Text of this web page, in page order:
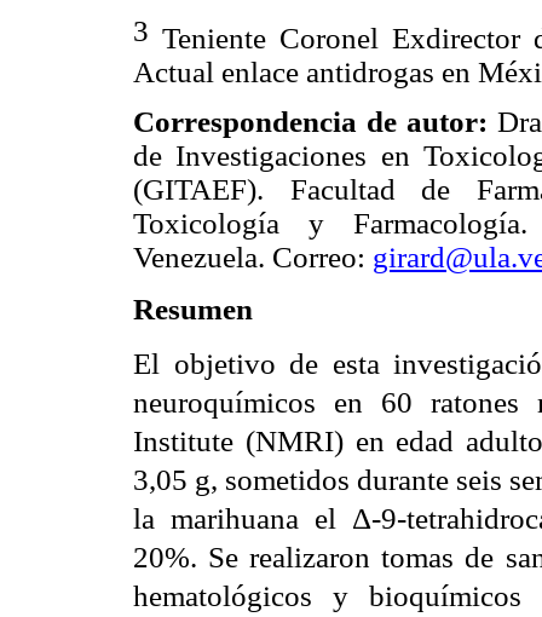
3 Teniente Coronel Exdirector
Actual enlace antidrogas en
Correspondencia de autor:
de Investigaciones en
(GITAEF). Facultad de
Toxicología y
Venezuela. Correo:
Resumen
El objetivo de esta
neuroquímicos en 60 ratones
Institute (NMRI) en edad
3,05 g, sometidos durante seis
la marihuana el Δ-9-
20%. Se realizaron tomas de
hematológicos y